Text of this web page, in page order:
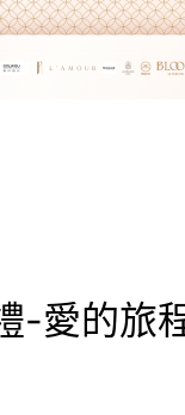
-愛的旅